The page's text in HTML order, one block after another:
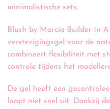
minimalistische sets.
Blush by Marcia Builder In
verstevigingsgel voor de
combineert flexibiliteit met
controle tijdens het
De gel heeft een
loopt niet snel uit. Dankzij